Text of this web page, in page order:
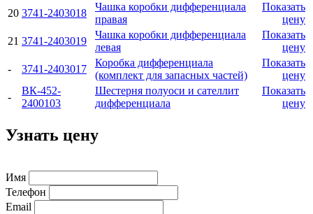
20 3741-2403018
Чашка коробки дифференциала
правая
Показать
цену
21 3741-2403019
Чашка коробки дифференциала
левая
Показать
цену
-
3741-2403017
Коробка дифференциала
(комплект для запасных частей)
Показать
цену
-
ВК-452-
2400103
Шестерня полуоси и сателлит
дифференциала
Показать
цену
Узнать цену
Имя
Телефон
Email